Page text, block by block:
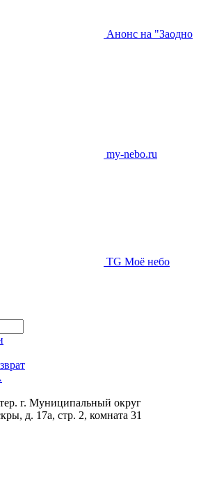
Анонс на "Заодно
my-nebo.ru
TG Моё небо
г. Муниципальный округ
д. 17а, стр. 2, комната 31